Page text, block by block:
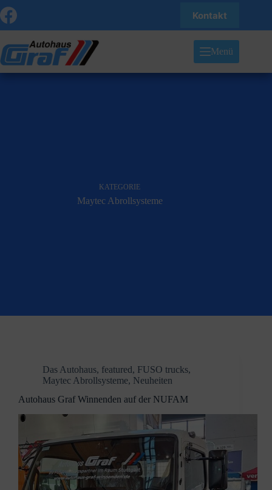
Zum
Inhalt
springen
Kontakt
Menü
KATEGORIE
Maytec Abrollsysteme
Das Autohaus, featured, FUSO trucks,
Maytec Abrollsysteme, Neuheiten
Autohaus Graf Winnenden auf der NUFAM